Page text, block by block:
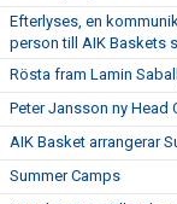
Efterlyses, en
person till AIK Baskets
Rösta fram Lamin
Peter Jansson ny Head
AIK Basket arrangerar
Summer Camps